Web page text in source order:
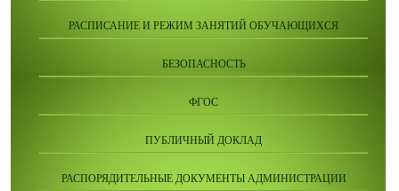
РАСПИСАНИЕ И РЕЖИМ ЗАНЯТИЙ ОБУЧАЮЩИХСЯ
БЕЗОПАСНОСТЬ
ФГОС
ПУБЛИЧНЫЙ ДОКЛАД
РАСПОРЯДИТЕЛЬНЫЕ ДОКУМЕНТЫ АДМИНИСТРАЦИИ